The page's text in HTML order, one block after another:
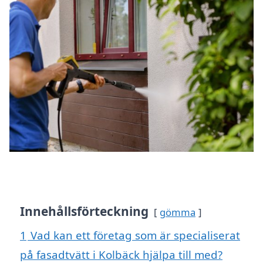
Innehållsförteckning gömma
1 Vad kan ett företag som är specialiserat
på fasadtvätt i Kolbäck hjälpa till med?